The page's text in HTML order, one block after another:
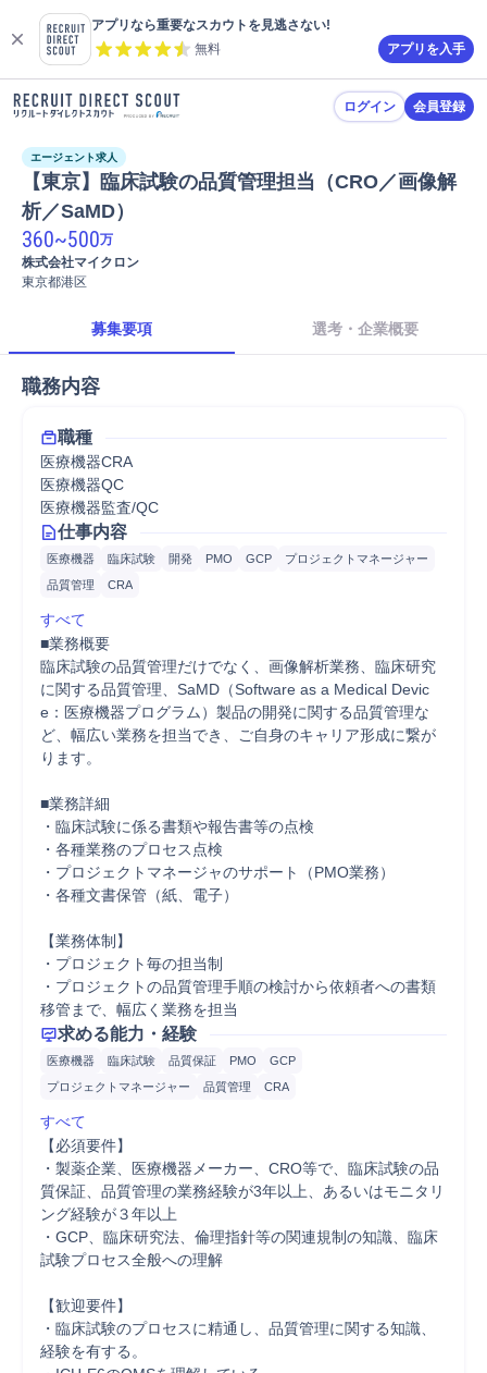
アプリなら重要なスカウトを見逃さない!
無料
アプリを入手
ログイン 会員登録
エージェント求人
【東京】臨床試験の品質管理担当（CRO／画像解
析／SaMD）
360~500万
株式会社マイクロン
東京都港区
募集要項 選考・企業概要
職務内容
職種
医療機器CRA
医療機器QC
医療機器監査/QC
仕事内容
医療機器 臨床試験 開発 PMO GCP
プロジェクトマネージャー
品質管理
CRA
すべて
■業務概要
臨床試験の品質管理だけでなく、画像解析業務、臨床研究
に関する品質管理、SaMD（Software as a Medical Devic
e：医療機器プログラム）製品の開発に関する品質管理な
ど、幅広い業務を担当でき、ご自身のキャリア形成に繋が
ります。
■業務詳細
・臨床試験に係る書類や報告書等の点検
・各種業務のプロセス点検
・プロジェクトマネージャのサポート（PMO業務）
・各種文書保管（紙、電子）
【業務体制】
・プロジェクト毎の担当制
・プロジェクトの品質管理手順の検討から依頼者への書類
移管まで、幅広く業務を担当
求める能力・経験
医療機器 臨床試験 品質保証 PMO
GCP
プロジェクトマネージャー
品質管理 CRA
すべて
【必須要件】
・製薬企業、医療機器メーカー、CRO等で、臨床試験の品
質保証、品質管理の業務経験が3年以上、あるいはモニタリ
ング経験が３年以上
・GCP、臨床研究法、倫理指針等の関連規制の知識、臨床
試験プロセス全般への理解
【歓迎要件】
・臨床試験のプロセスに精通し、品質管理に関する知識、
経験を有する。